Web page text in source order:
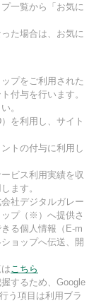
一覧から「お気に
た場合は、お気に
プをご利用された
付与を行います。
。
を利用し、サイト
トの付与に利用し
ビス利用実績を収
ます。
社デジタルガレー
プ（※）へ提供さ
る個人情報（E-m
ョップへ伝送、開
こちら
するため、Google
う項目は利用ブラ